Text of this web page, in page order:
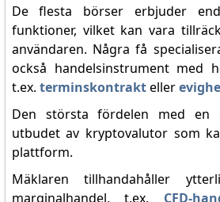
De flesta börser erbjuder
funktioner, vilket kan vara
användaren. Några få
också handelsinstrument med
t.ex. terminskontrakteller
Den största fördelen med
utbudet av kryptovalutor som
plattform.
Mäklaren tillhandahåller
marginalhandel, t.ex. CFD-